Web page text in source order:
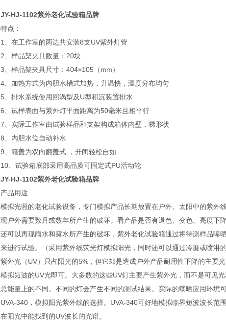
JY-HJ-1102紫外老化试验箱品牌
特点：
1、在工作室的两边共安装8支UV紫外灯管
2、样品架夹具数量：20块
3、样品架夹具尺寸：404×105（mm）
4、加热方式为内胆水槽式加热，升温快，温度分布均匀
5、排水系统使用回涡型及U型积沉装置排水
6、试样表面与紫外灯平面距离为50毫米且相平行
7、实际工作室由试验样品和支架构成箱体内壁，梯形状
8、内胆水位自动补水
9、箱盖为双向翻盖式 ，开闭轻松自如
10、试验箱底部采用高品质可固定式PU活动轮
JY-HJ-1102紫外老化试验箱品牌
产品用途
模拟光照的老化试验设备，专门模拟产品长期放置在户外。太阳中的紫
现户外需要数月或数年所产生的破坏。看产品是否有退色、变色、亮度
还可以再现雨水和露水所产生的破坏，紫外老化试验箱通过将待测样品
来进行试验。（采用紫外线荧光灯模拟阳光，同时还可以通过冷凝或喷淋
紫外光（UV）只占阳光的5%，但它却是造成户外产品耐用性下降的主要
模拟短波的UV光即可。大多数的这些UV灯主要产生紫外光，而不是可见
总能量上的不同。不同的灯会产生不同的测试结果。实际的曝晒应用环境
UVA-340，模拟阳光紫外线的选择。UVA-340可好地模拟临界短波波长
在阳光中能找到的UV波长的光谱。